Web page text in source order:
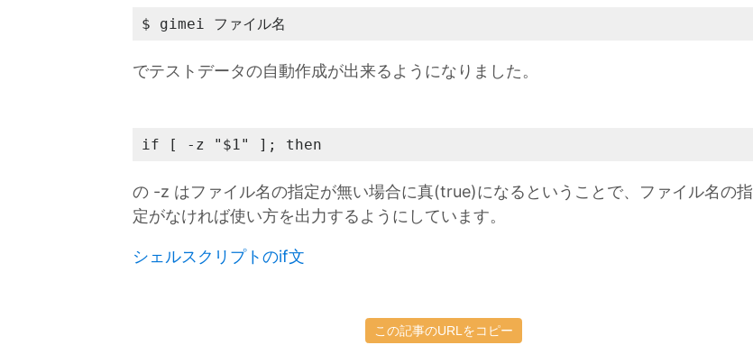
$ gimei ファイル名
でテストデータの自動作成が出来るようになりました。
if [ -z "$1" ]; then
の -z はファイル名の指定が無い場合に真(true)になるということで、ファイル名の指
定がなければ使い方を出力するようにしています。
シェルスクリプトのif文
この記事のURLをコピー